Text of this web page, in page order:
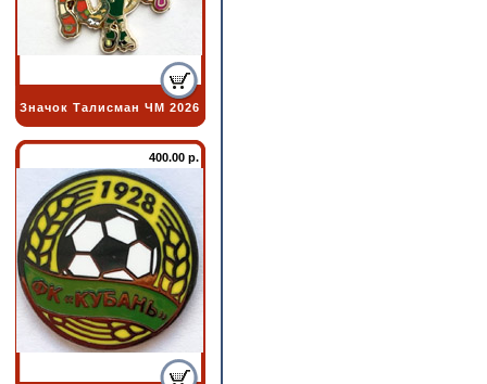
Значок Талисман ЧМ 2026
400.00 р.